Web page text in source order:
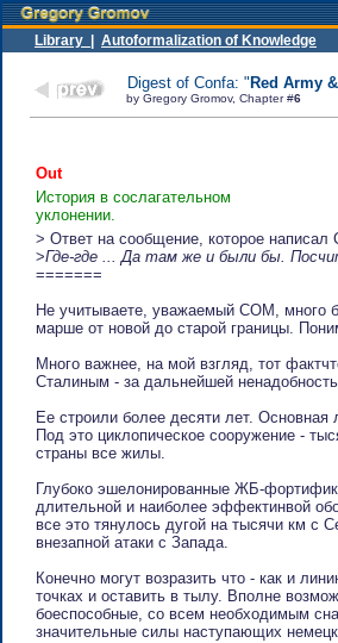
Library | Autoformalization of Knowledge
Digest of Confa: " Red Army
by Gregory Gromov, Chapter #6
Out
История в сослагательном
уклонении.
> Ответ на сообщение, которое написал
>Где-где ... Да там же и были бы.
=======
Не учитываете, уважаемый СОМ, много
марше от новой до старой границы.
Много важнее, на мой взгляд, тот
Сталиным - за дальнейшей
Ее строили более десяти лет. Основная
Под это циклопическое сооружение -
страны все жилы.
Глубоко эшелонированные ЖБ-
длительной и наиболее эффектинвой
все это тянулось дугой на тысячи км с
внезапной атаки с Запада.
Конечно могут возразить что - как и
точках и оставить в тылу. Вполне
боеспособные, со всем необходимым
значительные силы наступающих